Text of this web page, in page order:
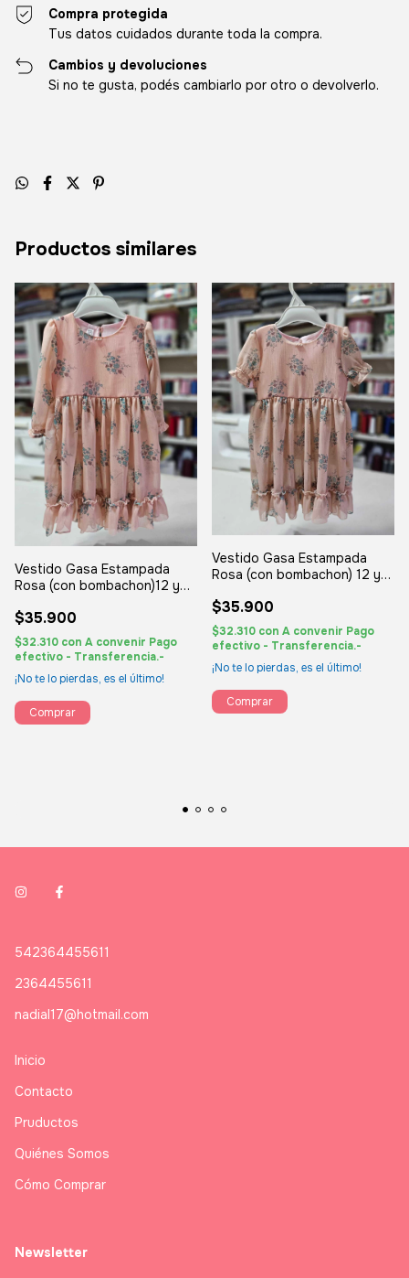
Compra protegida
Tus datos cuidados durante toda la compra.
Cambios y devoluciones
Si no te gusta, podés cambiarlo por otro o devolverlo.
Productos similares
Vestido Gasa Estampada
Rosa (con bombachon)12 y
$35.900
$32.310 con A convenir Pago
efectivo - Transferencia.-
¡No te lo pierdas, es el último!
Comprar
Vestido Gasa Estampada
Rosa (con bombachon) 12 y
$35.900
$32.310 con A convenir Pago
efectivo - Transferencia.-
¡No te lo pierdas, es el último!
Comprar
542364455611
2364455611
nadial17@hotmail.com
Inicio
Contacto
Pruductos
Quiénes Somos
Cómo Comprar
Newsletter